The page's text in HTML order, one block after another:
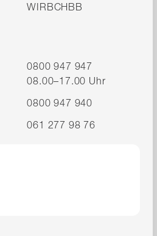
WIRBCHBB
0800 947 947
08.00–17.00 Uhr
0800 947 940
061 277 98 76